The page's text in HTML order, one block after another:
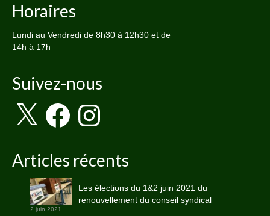
Horaires
Lundi au Vendredi de 8h30 à 12h30 et de
14h à 17h
Suivez-nous
FacebookInstagram
Articles récents
Les élections du 1&2 juin 2021 du
renouvellement du conseil syndical
2 juin 2021